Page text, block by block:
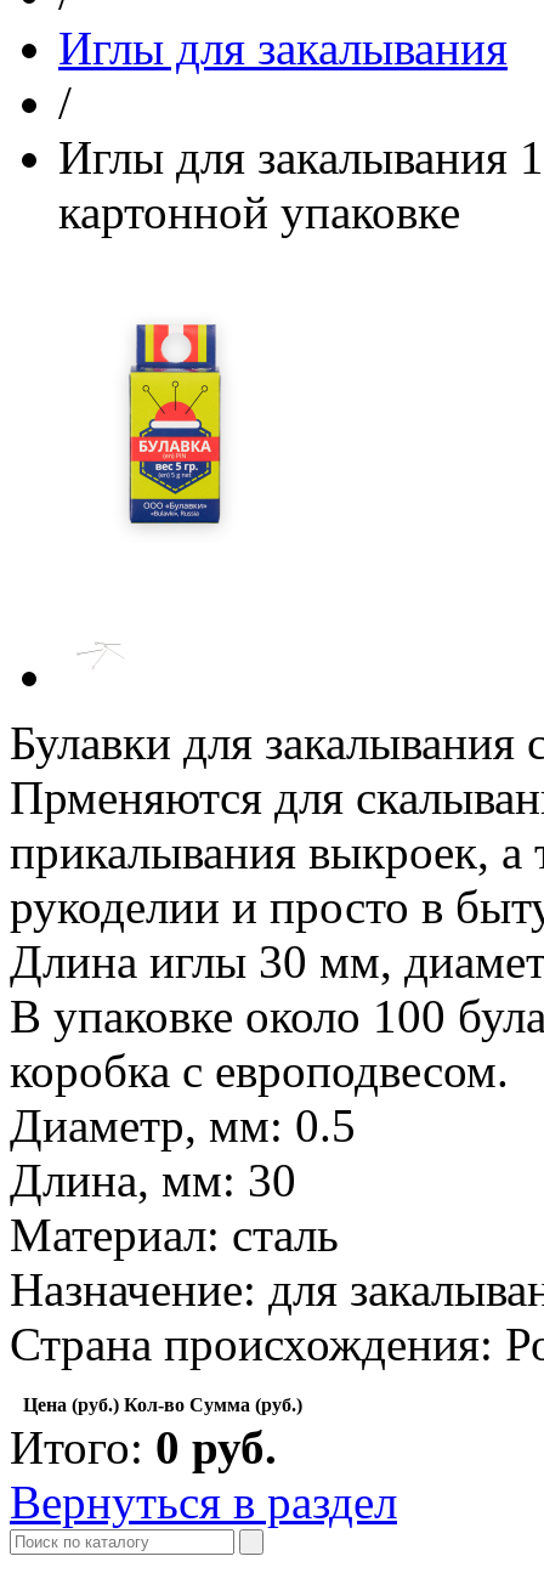
Иглы для закалывания
/
Иглы для закалывания
картонной упаковке
Булавки для закалывания
Прменяются для
прикалывания выкроек, а
рукоделии и просто в
Длина иглы 30 мм,
В упаковке около 100
коробка с европодвесом.
Диаметр, мм: 0.5
Длина, мм: 30
Материал: сталь
Назначение: для
Страна происхождения:
Цена (руб.) Кол-во Сумма (руб.)
Итого: 0 руб.
Вернуться в раздел